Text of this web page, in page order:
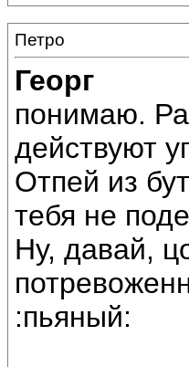
Петро
Георг
понимаю.
действуют
Отпей из
тебя не
Ну, давай,
:пьяный: